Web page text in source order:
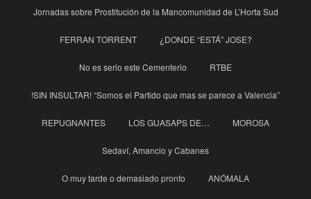
Jornadas sobre Prostitución de la Mancomunidad de L’Horta Sud
FERRAN TORRENT ¿DONDE “ESTÁ” JOSE?
No es serio este Cementerio RTBE
!SIN INSULTAR! “Somos el Partido que mas se parece a Valencia”
REPUGNANTES LOS GUASAPS DE… MOROSA
Sedaví, Amancio y Cabanes
O muy tarde o demasiado pronto ANÓMALA